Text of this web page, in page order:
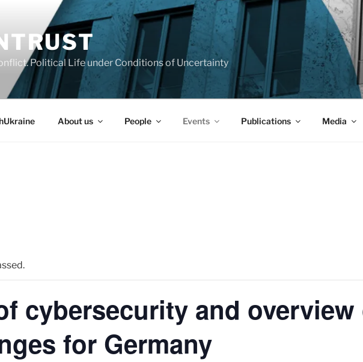
Political Life under Conditions of Uncertainty
About us People Events Publications Media
cybersecurity and
for Germany